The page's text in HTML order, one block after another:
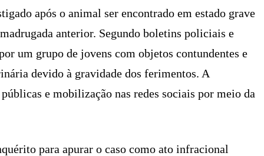
após o animal ser encontrado em estado grave
anterior. Segundo boletins policiais e
um grupo de jovens com objetos contundentes e
devido à gravidade dos ferimentos. A
e mobilização nas redes sociais por meio da
para apurar o caso como ato infracional